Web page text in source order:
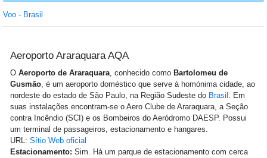
Voo - Brasil
Aeroporto Araraquara AQA
O Aeroporto de Araraquara, conhecido como Bartolomeu de
Gusmão, é um aeroporto doméstico que serve à homónima cidade, ao
nordeste do estado de São Paulo, na Região Sudeste do Brasil . Em
suas instalações encontram-se o Aero Clube de Araraquara, a Seção
contra Incêndio (SCI) e os Bombeiros do Aeródromo DAESP. Possui
um terminal de passageiros, estacionamento e hangares.
URL: Sítio Web oficial
Estacionamento: Sim. Há um parque de estacionamento com cerca